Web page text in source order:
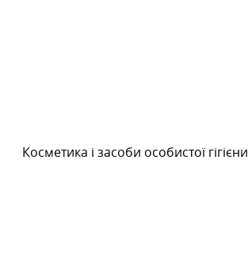
Косметика і засоби особистої гігієни